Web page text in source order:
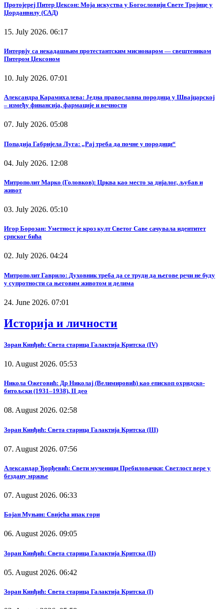
Протојереј Питер Џексон: Моја искуства у Богословији Свете Тројице у
Џорданвилу (САД)
15. July 2026. 06:17
Интервју са некадашњим протестантским мисионаром — свештеником
Питером Џексоном
10. July 2026. 07:01
Александра Карамихалева: Једна православна породица у Швајцарској
– између финансија, фармације и вечности
07. July 2026. 05:08
Попадија Габријела Луга: „Рај треба да почне у породици“
04. July 2026. 12:08
Митрополит Марко (Головков): Црква као место за дијалог, љубав и
живот
03. July 2026. 05:10
Игор Борозан: Уметност је кроз култ Светог Саве сачувала идентитет
српског бића
02. July 2026. 04:24
Митрополит Гаврило: Духовник треба да се труди да његове речи не буду
у супротности са његовим животом и делима
24. June 2026. 07:01
Историја и личности
Зоран Кинђић: Света старица Галактија Критска (IV)
10. August 2026. 05:53
Никола Ожеговић: Др Николај (Велимировић) као епископ охридско-
битољски (1931–1938), II део
08. August 2026. 02:58
Зоран Кинђић: Света старица Галактија Критска (III)
07. August 2026. 07:56
Александар Ђорђевић: Свети мученици Пребиловачки: Светлост вере у
бездану мржње
07. August 2026. 06:33
Бојан Муњин: Свијећа ипак гори
06. August 2026. 09:05
Зоран Кинђић: Света старица Галактија Критска (II)
05. August 2026. 06:42
Зоран Кинђић: Света старица Галактија Критска (I)